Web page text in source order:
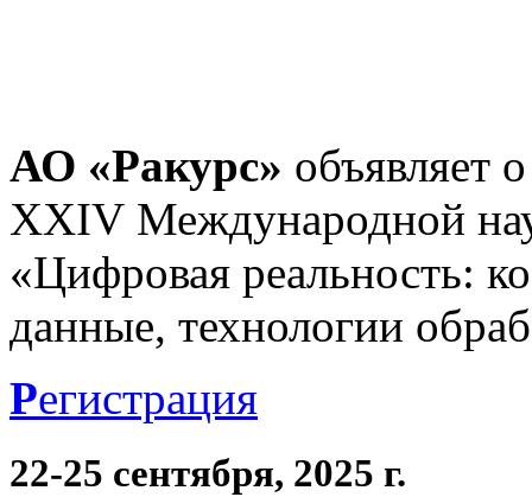
АО «Ракурс» объявляет
XXIV Международной
«Цифровая реальность:
данные, технологии
Регистрация
22-25 сентября, 2025 г.